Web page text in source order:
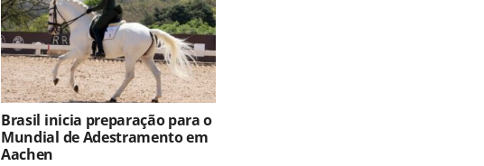
Brasil inicia preparação para o
Mundial de Adestramento em
Aachen